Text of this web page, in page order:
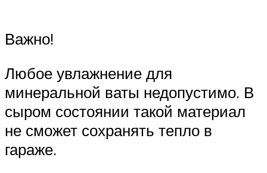
Важно!
Любое увлажнение для
минеральной ваты недопустимо. В
сыром состоянии такой материал
не сможет сохранять тепло в
гараже.